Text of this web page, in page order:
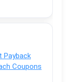
Payback
Coupons